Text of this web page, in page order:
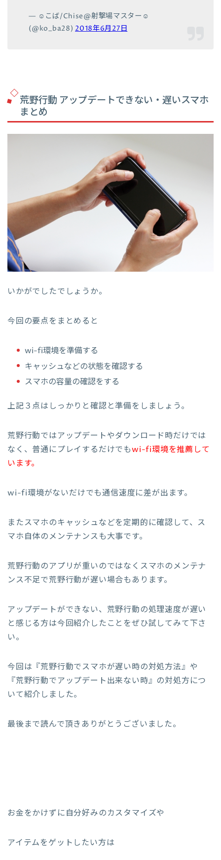
— ☺︎こば/Chise@射撃場マスター☺︎
(@ko_ba28)2018年6月27日
荒野行動 アップデートできない・遅いスマホ
まとめ
いかがでしたでしょうか。
今回の要点をまとめると
wi-fi環境を準備する
キャッシュなどの状態を確認する
スマホの容量の確認をする
上記３点はしっかりと確認と準備をしましょう。
荒野行動ではアップデートやダウンロード時だけでは
なく、普通にプレイするだけでもwi-fi環境を推薦して
います。
wi-fi環境がないだけでも通信速度に差が出ます。
またスマホのキャッシュなどを定期的に確認して、ス
マホ自体のメンテナンスも大事です。
荒野行動のアプリが重いのではなくスマホのメンテナ
ンス不足で荒野行動が遅い場合もあります。
アップデートができない、荒野行動の処理速度が遅い
と感じる方は今回紹介したことをぜひ試してみて下さ
い。
今回は『荒野行動でスマホが遅い時の対処方法』や
『荒野行動でアップデート出来ない時』の対処方につ
いて紹介しました。
最後まで読んで頂きありがとうございました。
お金をかけずに自分好みのカスタマイズや
アイテムをゲットしたい方は